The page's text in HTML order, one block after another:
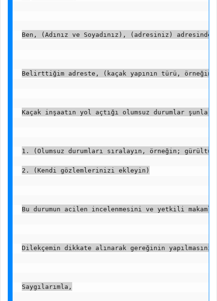
Ben, (Adınız ve Soyadınız), (adresiniz)
Belirttiğim adreste, (kaçak yapının türü,
Kaçak inşaatın yol açtığı olumsuz durumlar
1. (Olumsuz durumları sıralayın, örneğin;
2. (Kendi gözlemlerinizi ekleyin)
Bu durumun acilen incelenmesini ve yetkili
Dilekçemin dikkate alınarak gereğinin yapılmasını
Saygılarımla,